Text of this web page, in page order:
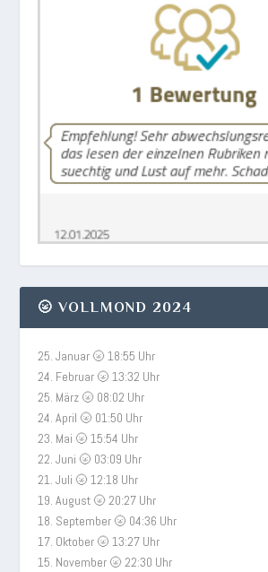
🌝 VOLLMOND 2024
25. Januar 🌝 18:55 Uhr
24. Februar 🌝 13:32 Uhr
25. März 🌝 08:02 Uhr
24. April 🌝 01:50 Uhr
23. Mai 🌝 15:54 Uhr
22. Juni 🌝 03:09 Uhr
21. Juli 🌝 12:18 Uhr
19. August 🌝 20:27 Uhr
18. September 🌝 04:36 Uhr
17. Oktober 🌝 13:27 Uhr
15. November 🌝 22:30 Uhr